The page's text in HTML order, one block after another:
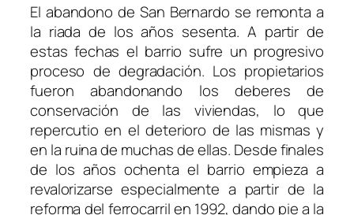
El abandono de San Bernardo se remonta a
la riada de los años sesenta. A partir de
estas fechas el barrio sufre un progresivo
proceso de degradación. Los propietarios
fueron abandonando los deberes de
conservación de las viviendas, lo que
repercutio en el deterioro de las mismas y
en la ruina de muchas de ellas. Desde finales
de los años ochenta el barrio empieza a
revalorizarse especialmente a partir de la
reforma del ferrocarril en 1992, dando pie a la